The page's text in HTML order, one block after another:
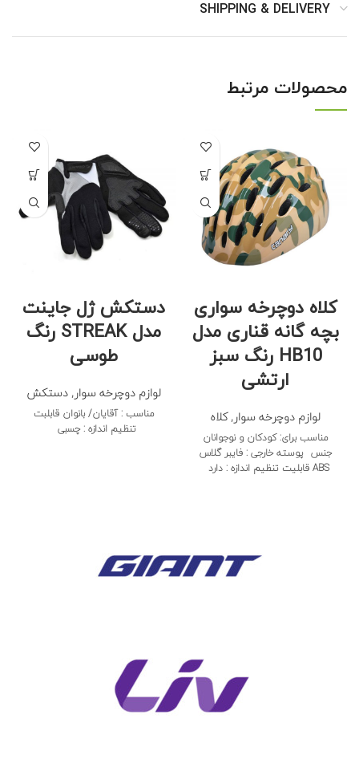
SHIPPING & DELIVERY
محصولات مرتبط
کلاه دوچرخه سواری
بچه گانه قناری مدل
HB10 رنگ سبز
ارتشی
لوازم دوچرخه سوار ,کلاه
مناسب برای: کودکان و نوجوانان
جنس پوسته خارجی : فایبر گلاس
ABS قابلیت تنظیم اندازه : دارد
دستکش ژل جاینت
مدل STREAK رنگ
طوسی
لوازم دوچرخه سوار , دستکش
مناسب : آقایان/ بانوان قابلبت
تنظیم اندازه : چسبی